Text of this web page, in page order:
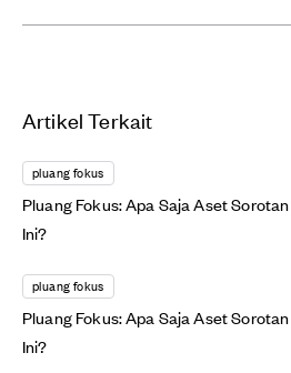
Artikel Terkait
pluang fokus
Pluang Fokus: Apa Saja Aset
Ini?
pluang fokus
Pluang Fokus: Apa Saja Aset
Ini?